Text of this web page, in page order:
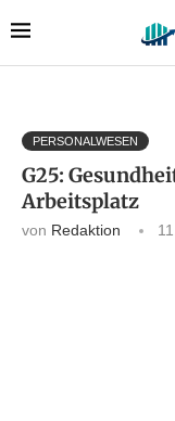
PERSONALWESEN
G25:
Arbeitsplatz
von Redaktion